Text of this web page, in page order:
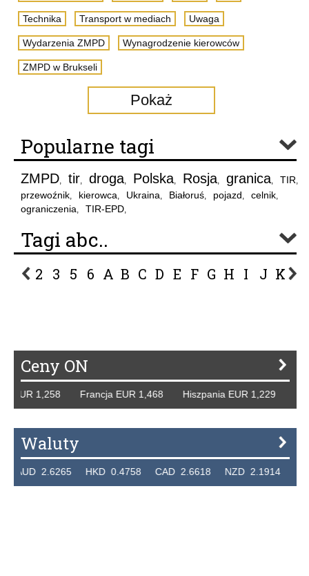
Technika Transport w mediach Uwaga
Wydarzenia ZMPD Wynagrodzenie kierowców
ZMPD w Brukseli
Pokaż
Popularne tagi
ZMPD, tir, droga, Polska, Rosja, granica, TIR,
przewoźnik, kierowca, Ukraina, Białoruś, pojazd, celnik,
ograniczenia, TIR-EPD,
Tagi abc..
2 3 5 6 A B C D E F G H I J K L
Ceny ON
1,258 Francja EUR 1,468 Hiszpania EUR 1,229 WB
Waluty
2.6265 HKD 0.4758 CAD 2.6618 NZD 2.1914 SGD